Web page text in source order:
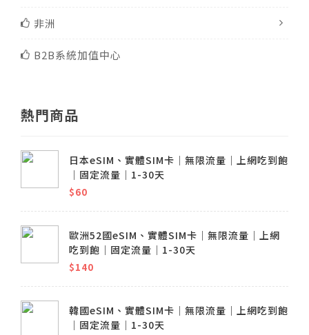
非洲
B2B系統加值中心
熱門商品
日本eSIM、實體SIM卡│無限流量│上網吃到飽
│固定流量│1-30天
$60
歐洲52國eSIM、實體SIM卡│無限流量│上網
吃到飽│固定流量│1-30天
$140
韓國eSIM、實體SIM卡│無限流量│上網吃到飽
│固定流量│1-30天